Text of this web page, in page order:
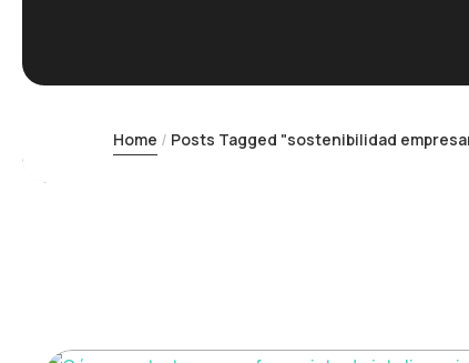
Home Posts Tagged "sostenibilidad